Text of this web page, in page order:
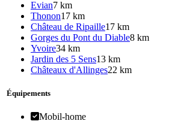
Evian7 km
Thonon17 km
Château de Ripaille17 km
Gorges du Pont du Diable8 km
Yvoire34 km
Jardin des 5 Sens13 km
Châteaux d'Allinges22 km
Équipements
Mobil-home